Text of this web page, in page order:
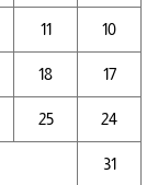
10
11
17
18
24
25
31